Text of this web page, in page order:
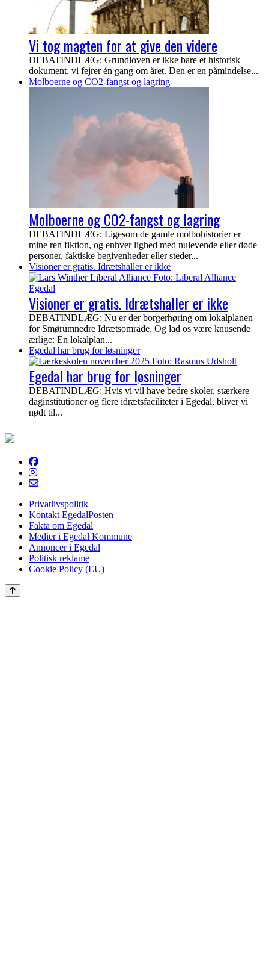
Vi tog magten for at give den videre
DEBATINDLÆG: Grundloven er ikke bare et historisk
dokument, vi fejrer én gang om året. Den er en påmindelse...
Molboerne og CO2-fangst og lagring
Molboerne og CO2-fangst og lagring
DEBATINDLÆG: Ligesom de gamle molbohistorier er
mine ren fiktion, og enhver lighed med nulevende eller døde
personer, faktiske begivenheder eller steder...
Visioner er gratis. Idrætshaller er ikke
Visioner er gratis. Idrætshaller er ikke
DEBATINDLÆG: Nu er der borgerhøring om lokalplanen
for Smørumnedre Idrætsområde. Og lad os være knusende
ærlige: En lokalplan...
Egedal har brug for løsninger
Egedal har brug for løsninger
DEBATINDLÆG: Hvis vi vil have bedre skoler, stærkere
daginstitutioner og flere idrætsfaciliteter i Egedal, bliver vi
nødt til...
EgedalPosten
Privatlivspolitik
Kontakt EgedalPosten
Fakta om Egedal
Medier i Egedal Kommune
Annoncer i Egedal
Politisk reklame
Cookie Policy (EU)
Scroll
to